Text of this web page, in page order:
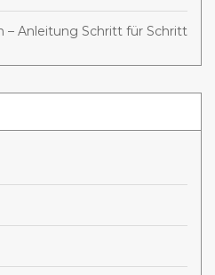
– Anleitung Schritt für Schritt